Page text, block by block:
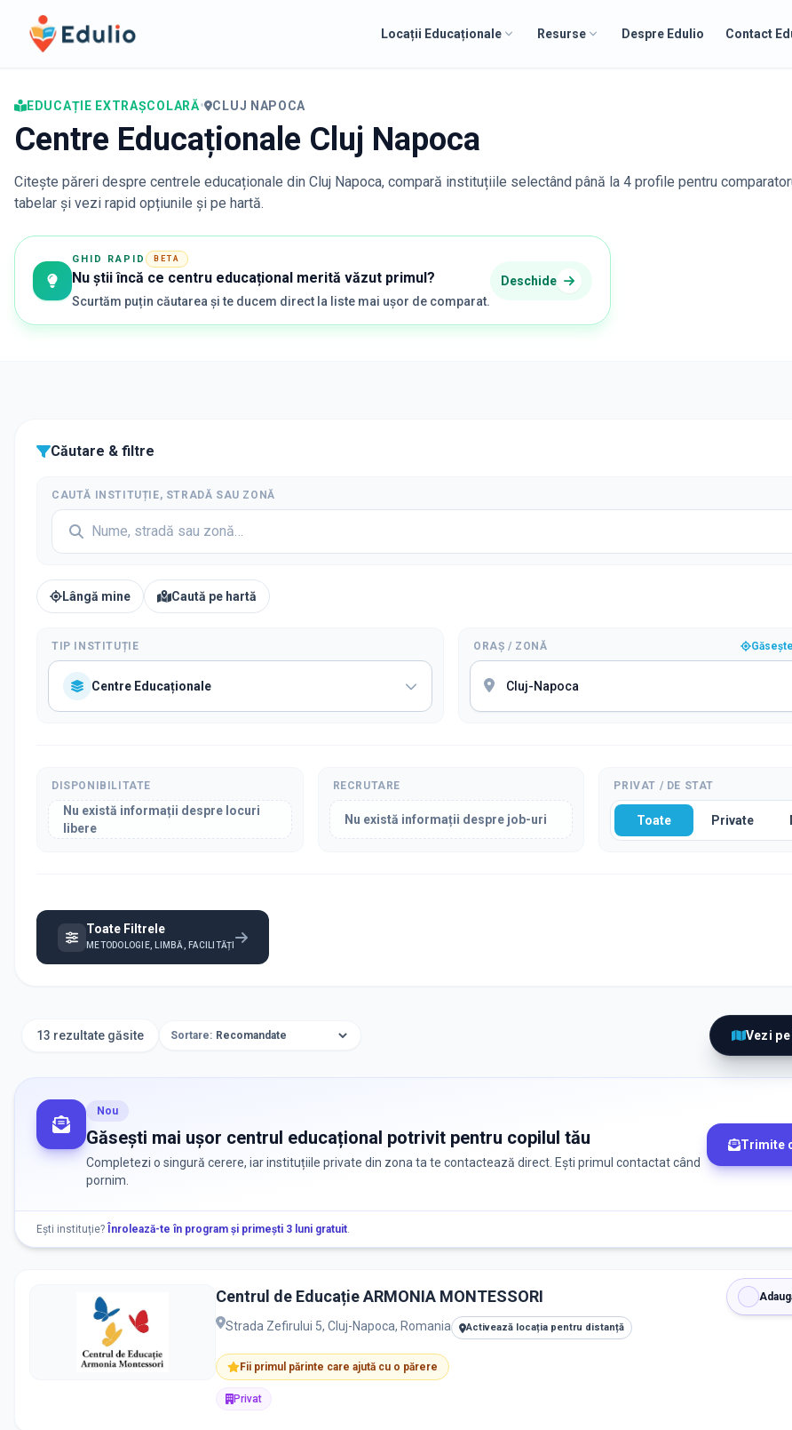
Edulio
Locații Educaționale Resurse Despre Edulio Contact
EDUCAȚIE EXTRAȘCOLARĂ• CLUJ NAPOCA
Centre Educaționale Cluj Napoca
Citește păreri despre centrele educaționale din Cluj Napoca, compară instituțiile selectând până la 4 profile pentru
tabelar și vezi rapid opțiunile și pe hartă.
GHID RAPID BETA
Nu știi încă ce centru educațional merită văzut primul?
Scurtăm puțin căutarea și te ducem direct la liste mai ușor de comparat.
Deschide
Căutare & filtre
CAUTĂ INSTITUȚIE, STRADĂ SAU ZONĂ
Lângă mine Caută pe hartă
TIP INSTITUȚIE
Centre Educaționale
ORAȘ / ZONĂ
DISPONIBILITATE
Nu există informații despre locuri
libere
RECRUTARE
Nu există informații despre job-uri
PRIVAT / DE STAT
Toate Private
Toate Filtrele
METODOLOGIE, LIMBĂ, FACILITĂȚI
13 rezultate găsite Sortare: Vezi
Nou
Găsești mai ușor centrul educațional potrivit pentru copilul tău
Completezi o singură cerere, iar instituțiile private din zona ta te contactează direct. Ești primul contactat când
pornim.
Trimite
Ești instituție? Înrolează-te în program și primești 3 luni gratuit.
Centrul de Educație ARMONIA MONTESSORI
Strada Zefirului 5, Cluj-Napoca, Romania Activează locația pentru distanță
Fii primul părinte care ajută cu o părere
Privat